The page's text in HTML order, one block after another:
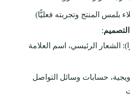
بلمس المنتج وتجربته فعليًّا)
:
الشعار الرئيسي، اسم العلامة
حسابات وسائل التواصل